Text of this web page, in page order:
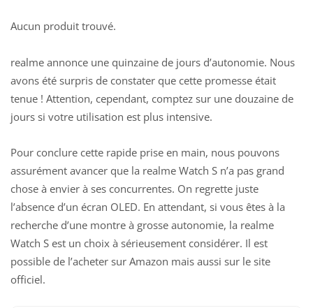
Aucun produit trouvé.
realme annonce une quinzaine de jours d’autonomie. Nous
avons été surpris de constater que cette promesse était
tenue ! Attention, cependant, comptez sur une douzaine de
jours si votre utilisation est plus intensive.
Pour conclure cette rapide prise en main, nous pouvons
assurément avancer que la realme Watch S n’a pas grand
chose à envier à ses concurrentes. On regrette juste
l’absence d’un écran OLED. En attendant, si vous êtes à la
recherche d’une montre à grosse autonomie, la realme
Watch S est un choix à sérieusement considérer. Il est
possible de l’acheter sur Amazon mais aussi sur le site
officiel.